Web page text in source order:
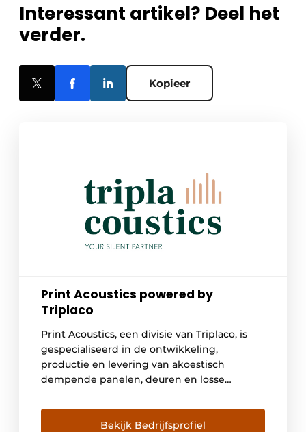
Interessant artikel? Deel het
verder.
Kopieer
Print Acoustics powered by
Triplaco
Print Acoustics, een divisie van Triplaco, is
gespecialiseerd in de ontwikkeling,
productie en levering van akoestisch
dempende panelen, deuren en losse
op maat, worden geïntegreerd in de meest
uiteenlopende toepassingen. Wij werken
Bekijk Bedrijfsprofiel